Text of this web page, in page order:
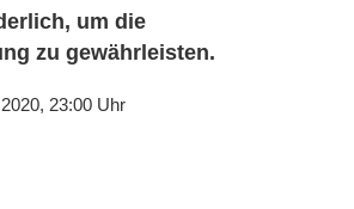
um die
zu gewährleisten.
23:00 Uhr